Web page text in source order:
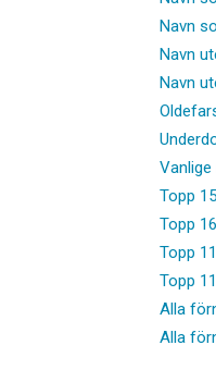
Navn
Navn
Navn
Topp
Topp
Topp
Topp
Alla
Alla